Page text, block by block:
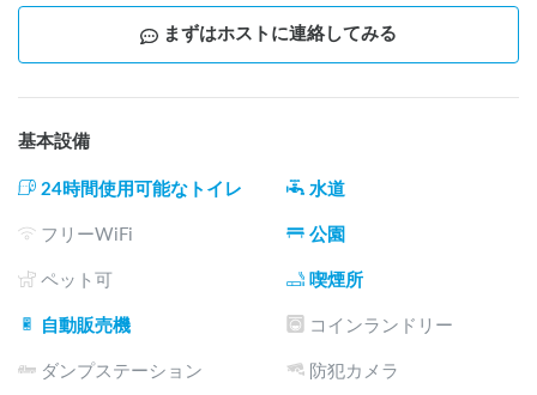
内まですべてCarstayで安心して完結できます。
会場はOGAマリンパーク。男鹿駅から徒歩10分、フェス会場
へも徒歩約20分という絶好のロケーションです。海沿いの開
放的な空間に、1台ずつゆったりとしたプライベート区画を確
えます。近隣にはコンビニ・スーパー・ガソリンスタンドも
開設期間は2026年7月23日（木）から27日（月）まで。約1
ですが、ここなら宿の心配なく、会場の目の前で過ごせま
Carstayが車中泊エリアを運営するのは初の試みで、今年の体
験をもとに2027年以降のスケール拡大を目指しています。最
初に過ごした方の声が、このスポットをつくっていきます。
まずはホストに連絡してみる
基本設備
24時間使用可能なトイレ 水道
フリーWiFi 公園
ペット可 喫煙所
自動販売機 コインランドリー
ダンプステーション 防犯カメラ